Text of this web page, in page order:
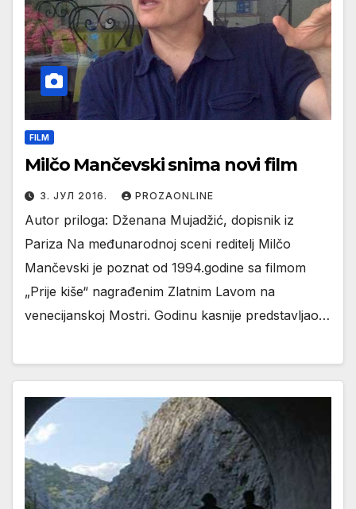
FILM
Milčo Mančevski snima novi film
3. ЈУЛ 2016. PROZAONLINE
Autor priloga: Dženana Mujadžić, dopisnik iz
Pariza Na međunarodnoj sceni reditelj Milčo
Mančevski je poznat od 1994.godine sa filmom
„Prije kiše“ nagrađenim Zlatnim Lavom na
venecijanskoj Mostri. Godinu kasnije predstavljao…